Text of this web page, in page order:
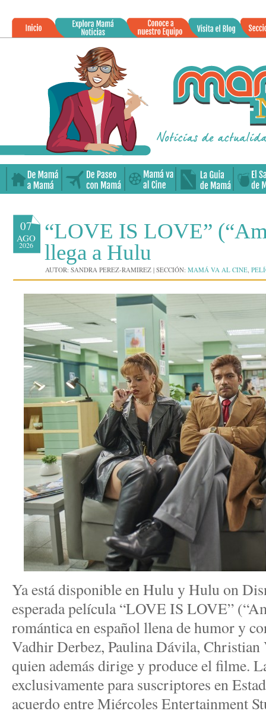
07
AGO
2026
“LOVE IS LOVE”
llega a Hulu
AUTOR: SANDRA PEREZ-RAMIREZ | SECCIÓN: MAMÁ VA AL CINE,
Ya está disponible en Hulu y Hulu on
esperada película “LOVE IS LOVE”
romántica en español llena de humor y
Vadhir Derbez, Paulina Dávila, Christian
quien además dirige y produce el filme.
exclusivamente para suscriptores en
acuerdo entre Miércoles Entertainment